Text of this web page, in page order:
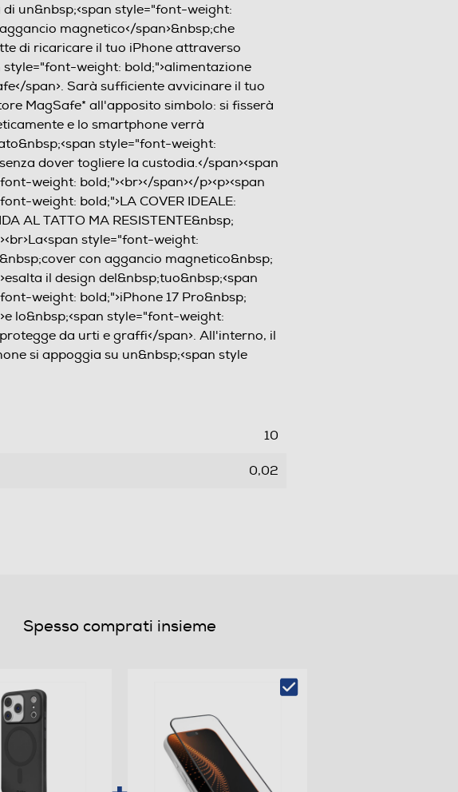
un&nbsp;<span style="font-weight:
magnetico</span>&nbsp;che
di ricaricare il tuo iPhone attraverso
style="font-weight: bold;">alimentazione
span>. Sarà sufficiente avvicinare il tuo
MagSafe* all'apposito simbolo: si fisserà
e lo smartphone verrà
style="font-weight:
dover togliere la custodia.</span><span
weight: bold;"><br></span></p><p><span
weight: bold;">LA COVER IDEALE:
AL TATTO MA RESISTENTE&nbsp;
style="font-weight:
con aggancio magnetico&nbsp;
il design del&nbsp;tuo&nbsp;<span
weight: bold;">iPhone 17 Pro&nbsp;
lo&nbsp;<span style="font-weight:
da urti e graffi</span>. All'interno, il
si appoggia su un&nbsp;<span style
10
0,02
Spesso comprati insieme